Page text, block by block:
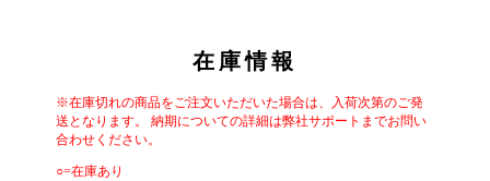
在庫情報
※在庫切れの商品をご注文いただいた場合は、入荷次第のご発
送となります。 納期についての詳細は弊社サポートまでお問い
合わせください。
○=在庫あり